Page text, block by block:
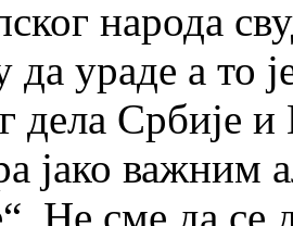
народа
да ураде а то
дела Србије и
јако важним
Не сме да се